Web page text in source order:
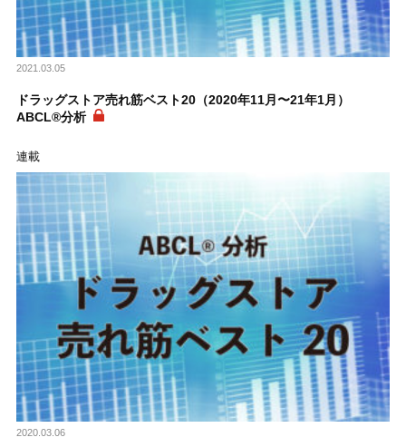
2021.03.05
ドラッグストア売れ筋ベスト20（2020年11月〜21年1月）
ABCL®分析
連載
2020.03.06